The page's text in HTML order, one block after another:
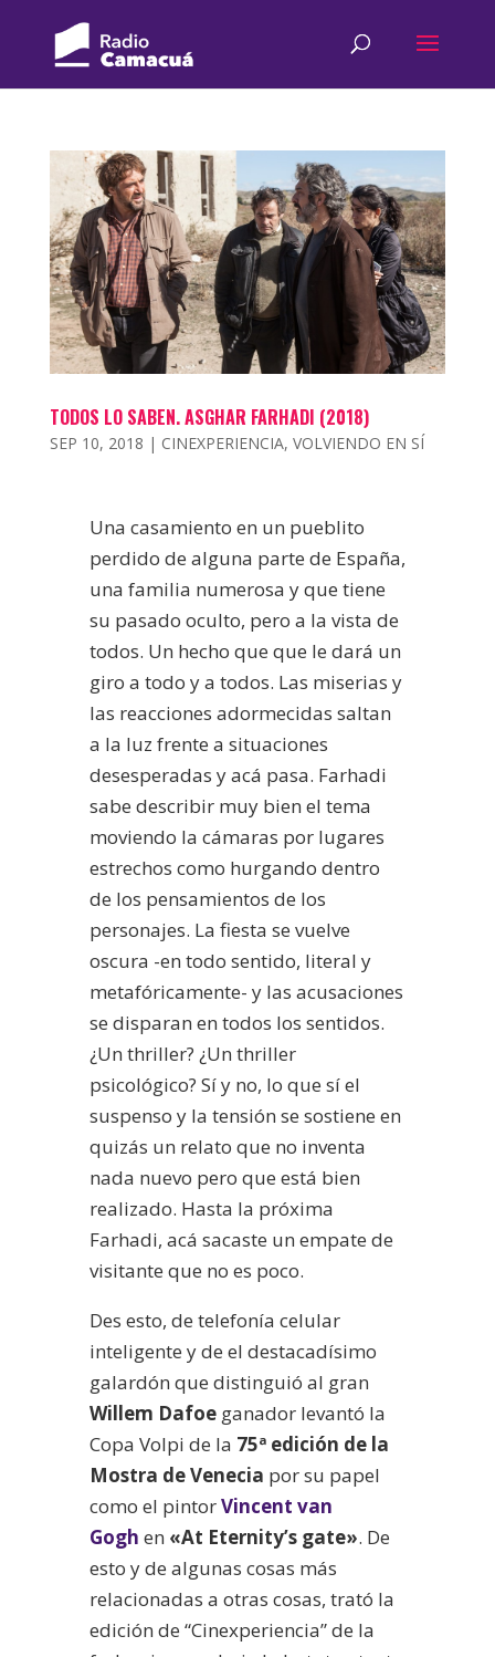
TODOS LO SABEN. ASGHAR FARHADI (2018)
SEP 10, 2018 | CINEXPERIENCIA, VOLVIENDO EN SÍ
Una casamiento en un pueblito
perdido de alguna parte de España,
una familia numerosa y que tiene
su pasado oculto, pero a la vista de
todos. Un hecho que que le dará un
giro a todo y a todos. Las miserias y
las reacciones adormecidas saltan
a la luz frente a situaciones
desesperadas y acá pasa. Farhadi
sabe describir muy bien el tema
moviendo la cámaras por lugares
estrechos como hurgando dentro
de los pensamientos de los
personajes. La fiesta se vuelve
oscura -en todo sentido, literal y
metafóricamente- y las acusaciones
se disparan en todos los sentidos.
¿Un thriller? ¿Un thriller
psicológico? Sí y no, lo que sí el
suspenso y la tensión se sostiene en
quizás un relato que no inventa
nada nuevo pero que está bien
realizado. Hasta la próxima
Farhadi, acá sacaste un empate de
visitante que no es poco.
Des esto, de telefonía celular
inteligente y de el destacadísimo
galardón que distinguió al gran
Willem Dafoeganador levantó la
Copa Volpi de la 75ª edición de la
Mostra de Venecia por su papel
como el pintorVincent van
Gogh en «At Eternity’s gate». De
esto y de algunas cosas más
relacionadas a otras cosas, trató la
edición de “Cinexperiencia” de la